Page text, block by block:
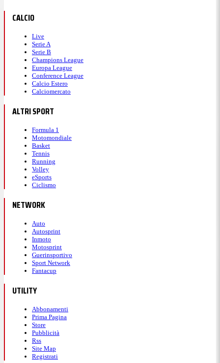
CALCIO
Live
Serie A
Serie B
Champions League
Europa League
Conference League
Calcio Estero
Calciomercato
ALTRI SPORT
Formula 1
Motomondiale
Basket
Tennis
Running
Volley
eSports
Ciclismo
NETWORK
Auto
Autosprint
Inmoto
Motosprint
Guerinsportivo
Sport Network
Fantacup
UTILITY
Abbonamenti
Prima Pagina
Store
Pubblicità
Rss
Site Map
Registrati